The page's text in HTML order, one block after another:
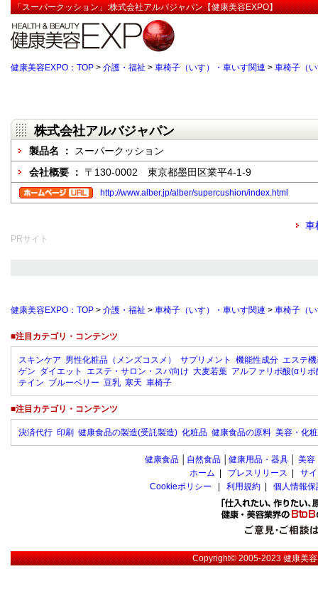
「スーパークッション」:株式会社アルバジャパン【健康美容EXPO】
健康美容EXPO：TOP > 介護・福祉 > 車椅子（いす）・車いす関連 > 車椅子（
株式会社アルバジャパン
製品名 ：
スーパークッション
会社概要 ： 〒130-0002 東京都墨田区業平4-1-9
http://www.alber.jp/alber/supercushion/index.html
車
PRサイト
健康美容EXPO：TOP > 介護・福祉 > 車椅子（いす）・車いす関連 > 車椅子（
■注目カテゴリ・コンテンツ
スキンケア 男性化粧品（メンズコスメ） サプリメント 機能性成分 エステ
ゲン ダイエット エステ・サロン・スパ向け 大麦若葉 アルファリポ酸(αリポ
テイン ブルーベリー 豆乳 寒天 車椅子
■注目カテゴリ・コンテンツ
決済代行 印刷 健康食品の製造(受託製造) 化粧品 健康食品の原料 美容・化
健康食品 自然食品 健康用品・器具 美容
ホーム
プレスリリース
サ
Cookieポリシー
利用規約 個人情報
Copyright© 2005-2023健康美